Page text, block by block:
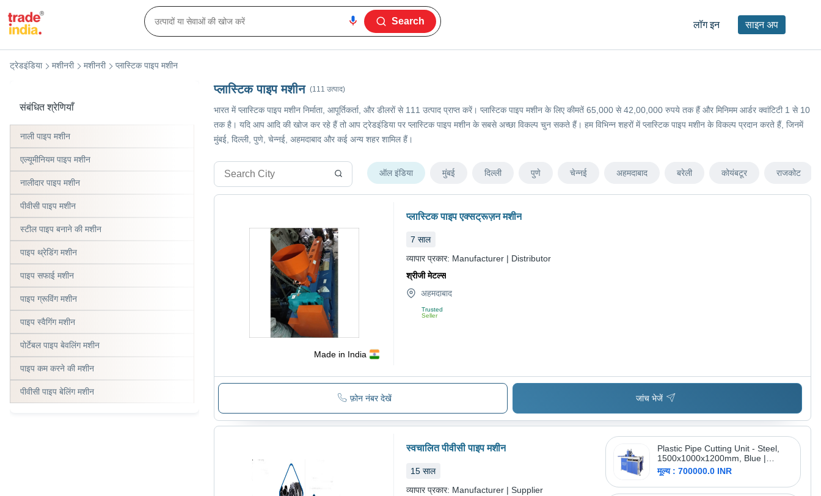
लॉग इन साइन अप
Search
प्लास्टिक पाइप मशीन (111 उत्पाद)
भारत में प्लास्टिक पाइप मशीन निर्माता, आपूर्तिकर्ता, और डीलरों से 111 उत्पाद प्राप्त करें। प्लास्टिक पाइप मशीन के लिए कीमतें 65,000 से 42,00,000 रुपये तक हैं और मिनिमम आर्डर क्वांटिटी 1 से 10
तक है। यदि आप आदि की खोज कर रहे हैं तो आप ट्रेडइंडिया पर प्लास्टिक पाइप मशीन के सबसे अच्छा विकल्प चुन सकते हैं। हम विभिन्न शहरों में प्लास्टिक पाइप मशीन के विकल्प प्रदान करते हैं, जिनमें
मुंबई, दिल्ली, पुणे, चेन्नई, अहमदाबाद और कई अन्य शहर शामिल हैं।
ऑल इंडिया मुंबई दिल्ली पुणे चेन्नई अहमदाबाद बरेली कोयंबटूर राजकोट
Made in India
प्लास्टिक पाइप एक्सट्रूज़न मशीन
7 साल
व्यापार प्रकार: Manufacturer | Distributor
श्रीजी मेटल्स
अहमदाबाद
Trusted
Seller
फ़ोन नंबर देखें जांच भेजें
स्वचालित पीवीसी पाइप मशीन
15 साल
व्यापार प्रकार: Manufacturer | Supplier
Plastic Pipe Cutting Unit - Steel,
1500x1000x1200mm, Blue |
Cutting Capacity: 50-200mm,
Motor Power: 3-5kW, Weight: 500-
1000kg, Emergency Stop
मूल्य : 700000.0 INR
संबंधित श्रेणियाँ
नाली पाइप मशीन
एल्यूमीनियम पाइप मशीन
नालीदार पाइप मशीन
पीवीसी पाइप मशीन
स्टील पाइप बनाने की मशीन
पाइप थ्रेडिंग मशीन
पाइप सफाई मशीन
पाइप ग्रूविंग मशीन
पाइप स्वैगिंग मशीन
पोर्टेबल पाइप बेवलिंग मशीन
पाइप कम करने की मशीन
पीवीसी पाइप बेलिंग मशीन
ट्रेडइंडिया मशीनरी मशीनरी प्लास्टिक पाइप मशीन